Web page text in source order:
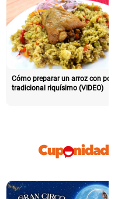
Cómo preparar un arroz con pollo
tradicional riquísimo (VIDEO)